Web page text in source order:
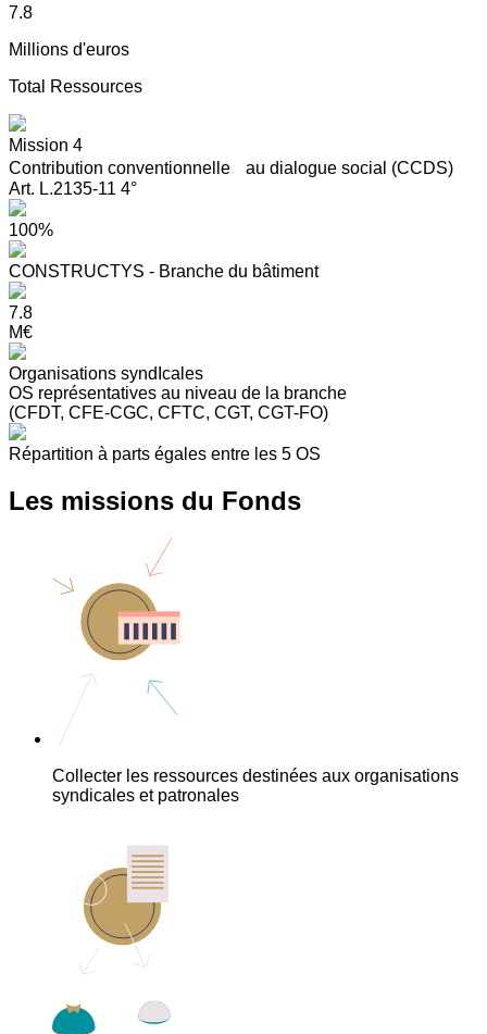
7.8
Millions d'euros
Total Ressources
Mission 4
Contribution conventionnelle au dialogue social (CCDS)
Art. L.2135-11 4°
100%
CONSTRUCTYS - Branche du bâtiment
7.8
M€
Organisations syndIcales
OS représentatives au niveau de la branche
(CFDT, CFE-CGC, CFTC, CGT, CGT-FO)
Répartition à parts égales entre les 5 OS
Les missions du Fonds
Collecter les ressources destinées aux organisations
syndicales et patronales